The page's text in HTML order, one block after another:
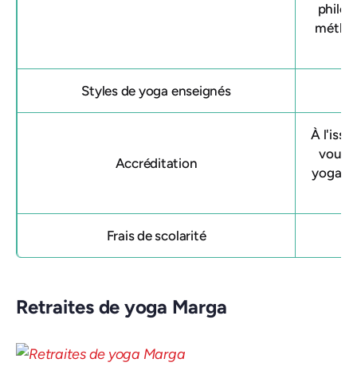
Styles de yoga enseignés
Accréditation
À
vous
yoga
Frais de scolarité
Retraites de yoga Marga